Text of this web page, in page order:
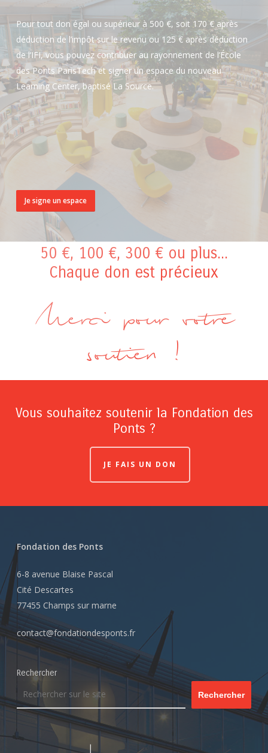
Pour tout don égal ou supérieur à 500 €, soit 170 € après
déduction de l’impôt sur le revenu ou 125 € après déduction
de l’IFI, vous pouvez contribuer au rayonnement de l’École
des Ponts ParisTech et signer un espace du nouveau
Learning Center, baptisé La Source.
Je signe un espace
50 €, 100 €, 300 € ou plus...
Chaque don est précieux
Merci pour votre
soutien !
Vous souhaitez soutenir la Fondation des
Ponts ?
JE FAIS UN DON
Fondation des Ponts
6-8 avenue Blaise Pascal
Cité Descartes
77455 Champs sur marne
contact@fondationdesponts.fr
Rechercher
Rechercher